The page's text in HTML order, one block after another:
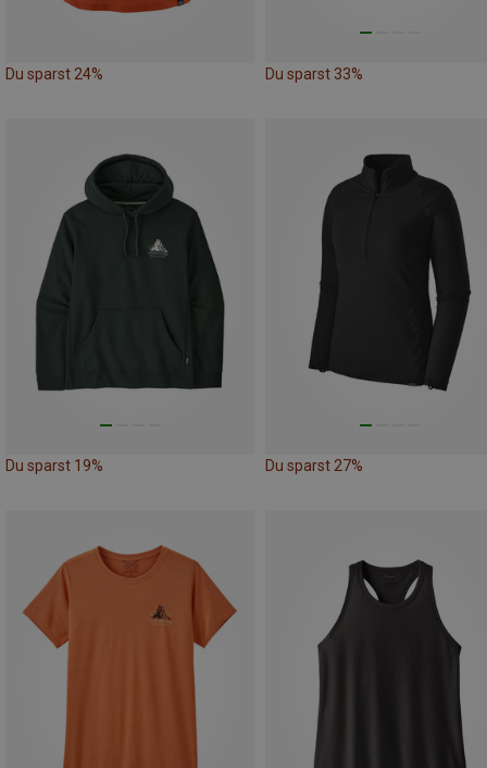
Du sparst 24% Du sparst 33%
Du sparst 19% Du sparst 27%